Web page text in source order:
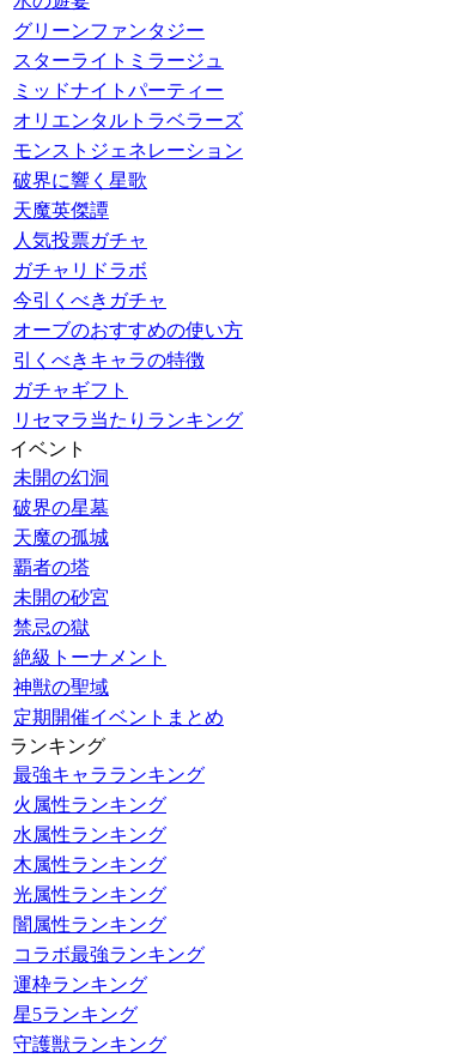
グリーンファンタジー
スターライトミラージュ
ミッドナイトパーティー
オリエンタルトラベラーズ
モンストジェネレーション
破界に響く星歌
天魔英傑譚
人気投票ガチャ
ガチャリドラボ
今引くべきガチャ
オーブのおすすめの使い方
引くべきキャラの特徴
ガチャギフト
リセマラ当たりランキング
イベント
未開の幻洞
破界の星墓
天魔の孤城
覇者の塔
未開の砂宮
禁忌の獄
絶級トーナメント
神獣の聖域
定期開催イベントまとめ
ランキング
最強キャラランキング
火属性ランキング
水属性ランキング
木属性ランキング
光属性ランキング
闇属性ランキング
コラボ最強ランキング
運枠ランキング
星5ランキング
守護獣ランキング